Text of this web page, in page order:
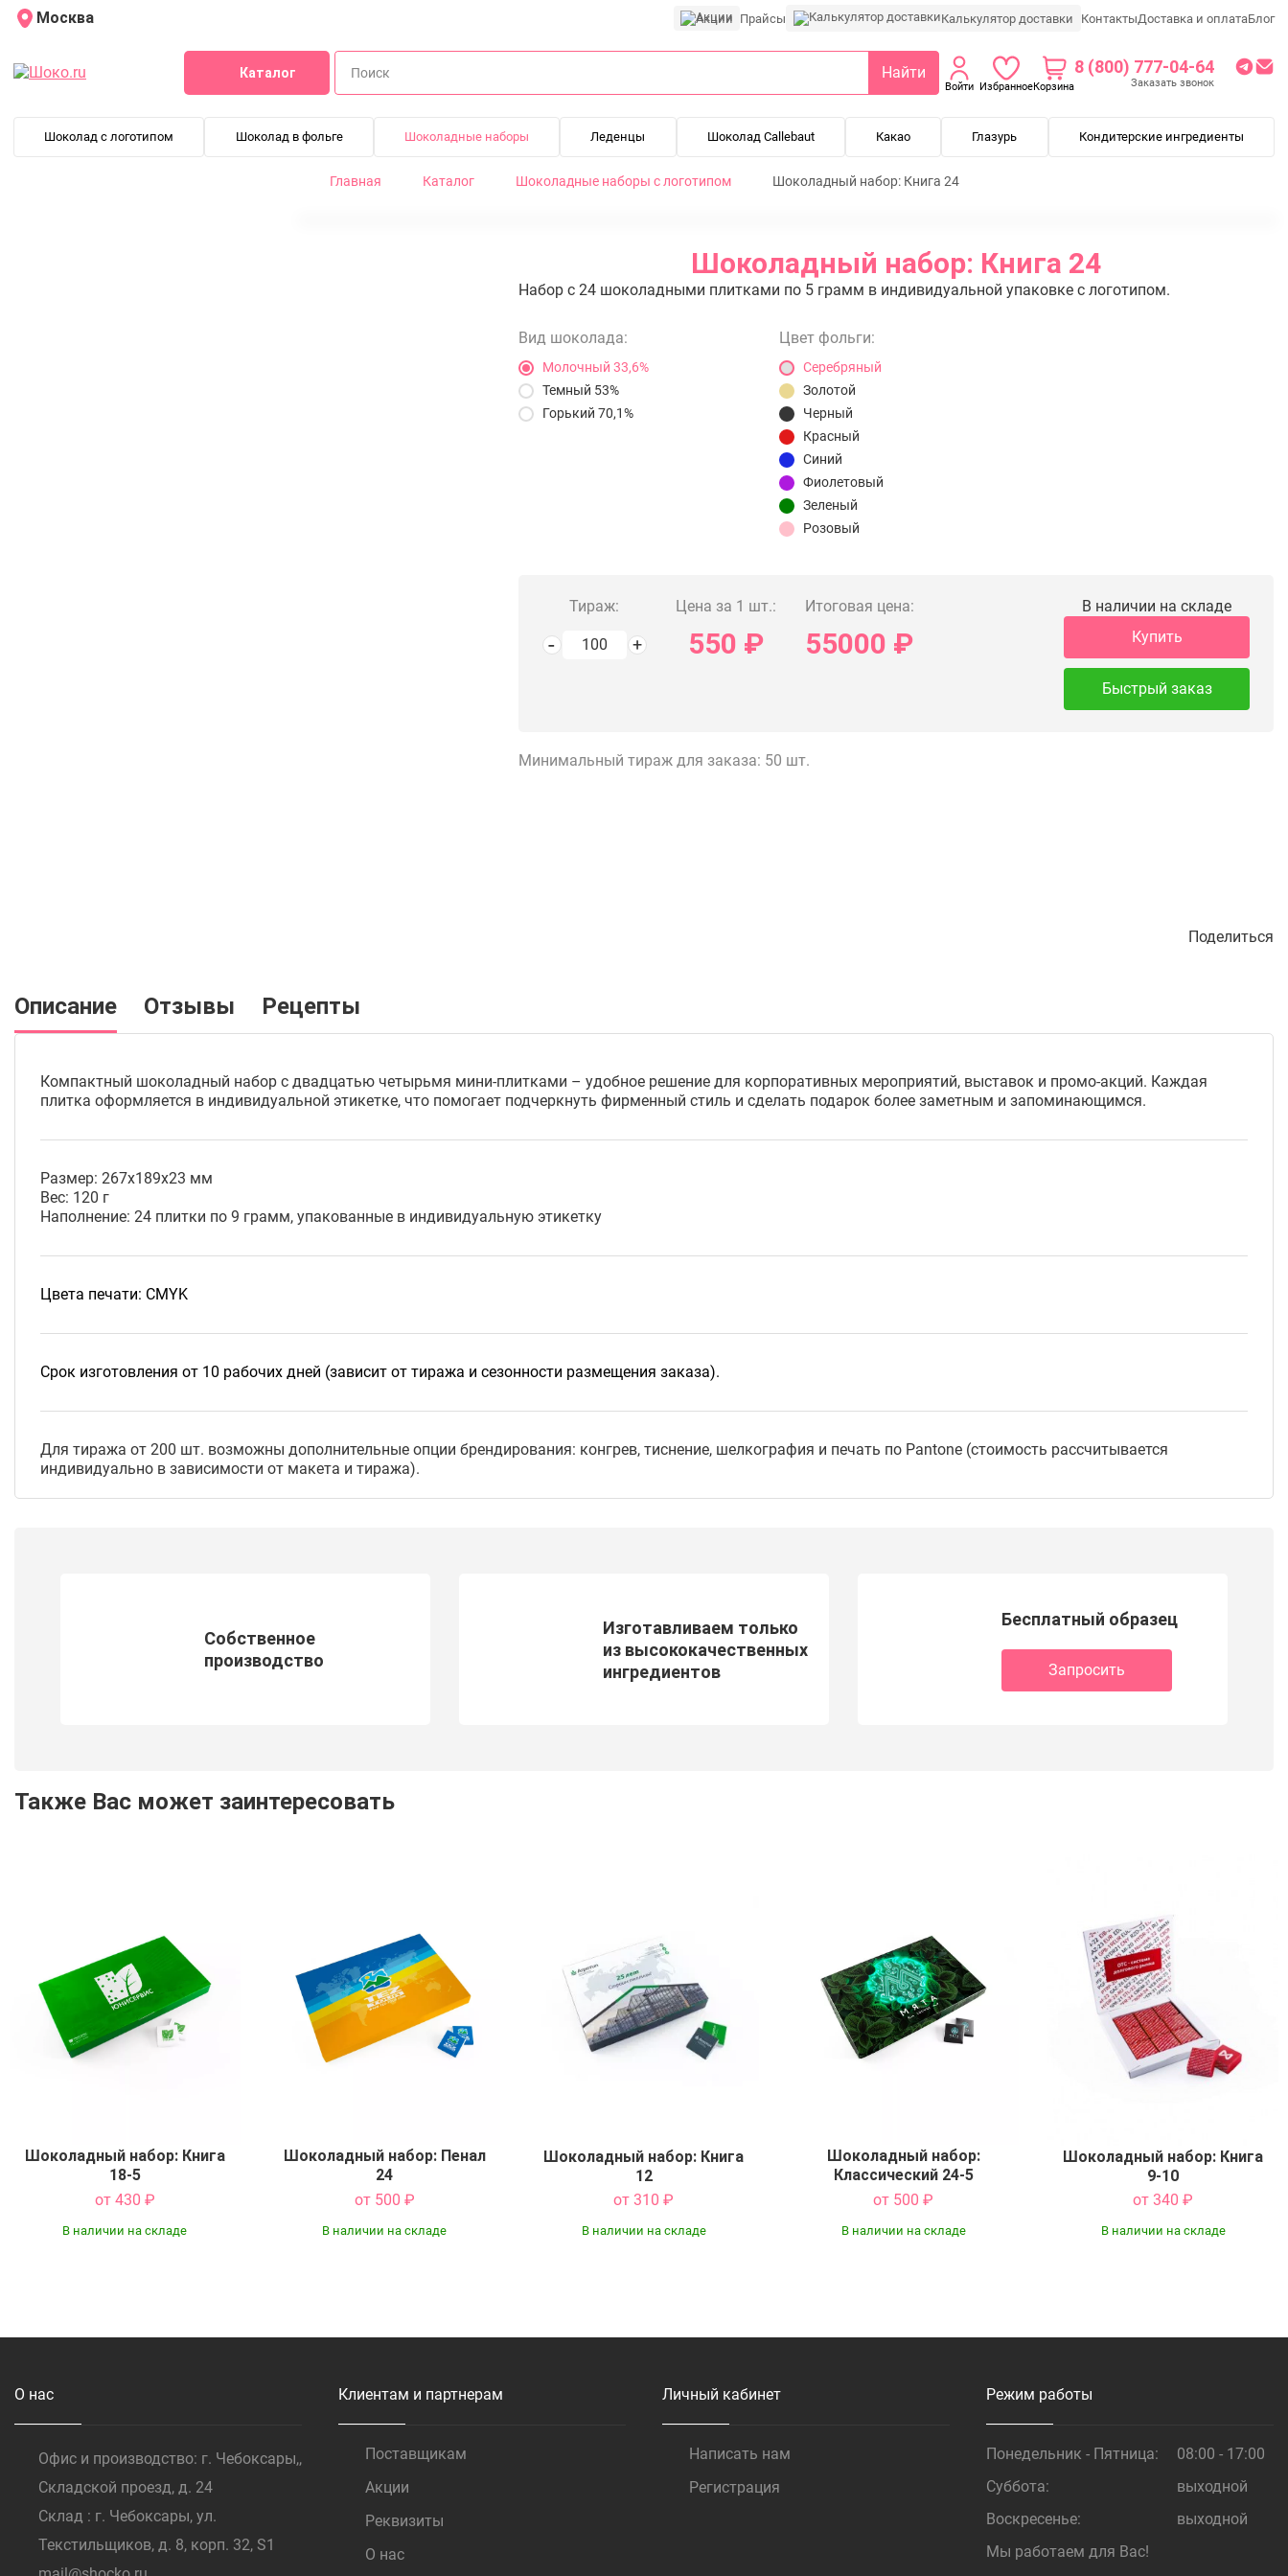
Москва Акции Прайсы Калькулятор доставки КонтактыДоставка и оплатаБлог
Каталог Найти
Войти ИзбранноеКорзина
8 (800) 777-04-64
Заказать звонок
Шоколад с логотипом Шоколад в фольге Шоколадные наборы Леденцы Шоколад Callebaut Какао Глазурь Кондитерские ингредиенты
Главная Каталог Шоколадные наборы с логотипом Шоколадный набор: Книга 24
Шоколадный набор: Книга 24
Набор с 24 шоколадными плитками по 5 грамм в индивидуальной упаковке с логотипом.
Вид шоколада:
Молочный 33,6%
Темный 53%
Горький 70,1%
Цвет фольги:
Серебряный
Золотой
Черный
Красный
Синий
Фиолетовый
Зеленый
Розовый
Тираж: Цена за 1 шт.:
550 ₽
Итоговая цена:
55000 ₽
В наличии на складе
Купить
Быстрый заказ
Минимальный тираж для заказа: 50 шт.
Поделиться
Описание Отзывы Рецепты
Компактный шоколадный набор с двадцатью четырьмя мини-плитками – удобное решение для корпоративных мероприятий, выставок и промо-акций. Каждая
плитка оформляется в индивидуальной этикетке, что помогает подчеркнуть фирменный стиль и сделать подарок более заметным и запоминающимся.
Размер: 267х189х23 мм
Вес: 120 г
Наполнение: 24 плитки по 9 грамм, упакованные в индивидуальную этикетку
Цвета печати: CMYK
Срок изготовления от 10 рабочих дней (зависит от тиража и сезонности размещения заказа).
Для тиража от 200 шт. возможны дополнительные опции брендирования: конгрев, тиснение, шелкография и печать по Pantone (стоимость рассчитывается
индивидуально в зависимости от макета и тиража).
Собственное
производство
Изготавливаем только
из высококачественных
ингредиентов
Бесплатный образец
Запросить
Также Вас может заинтересовать
Шоколадный набор: Книга
18-5
от 430 ₽
В наличии на складе
Шоколадный набор: Пенал
24
от 500 ₽
В наличии на складе
Шоколадный набор: Книга
12
от 310₽
В наличии на складе
Шоколадный набор:
Классический 24-5
от 500₽
В наличии на складе
Шоколадный набор: Книга
9-10
от 340₽
В наличии на складе
О нас
Офис и производство: г. Чебоксары,,
Складской проезд, д. 24
Склад : г. Чебоксары, ул.
Текстильщиков, д. 8, корп. 32, S1
Клиентам и партнерам
Поставщикам
Акции
Реквизиты
О нас
Личный кабинет
Написать нам
Регистрация
Режим работы
Понедельник - Пятница:
08:00 - 17:00
Суббота:
выходной
Воскресенье:
выходной
Мы работаем для Вас!